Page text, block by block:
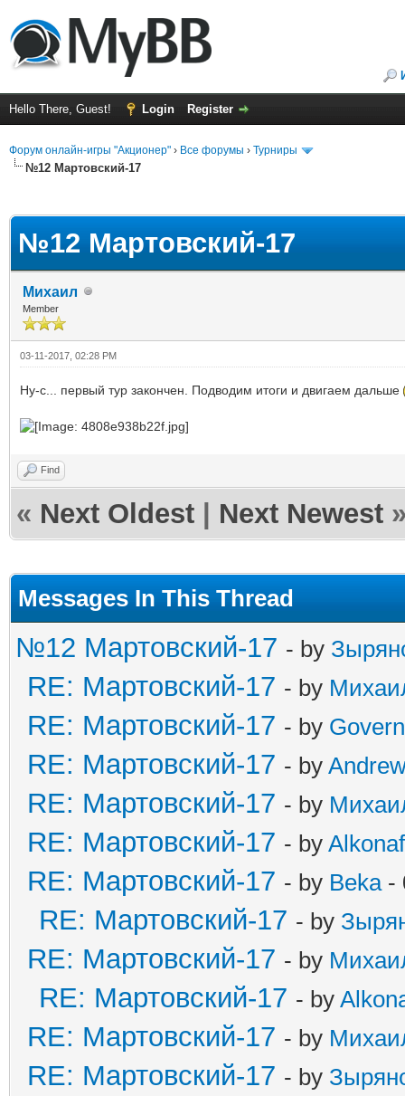
Hello There, Guest! Login Register
Форум онлайн-игры "Акционер" › Все форумы › Турниры
№12 Мартовский-17
№12 Мартовский-17
Михаил
Member
03-11-2017, 02:28 PM
Ну-с... первый тур закончен. Подводим итоги и двигаем дальше
Find
« Next Oldest Next Newest
Messages In This Thread
№12 Мартовский-17 - by
RE: Мартовский-17 - by
RE: Мартовский-17 - by
RE: Мартовский-17 - by
RE: Мартовский-17 - by
RE: Мартовский-17 - by
RE: Мартовский-17 - by Beka-
RE: Мартовский-17 - by
RE: Мартовский-17 - by
RE: Мартовский-17 - by
RE: Мартовский-17 - by
RE: Мартовский-17 - by